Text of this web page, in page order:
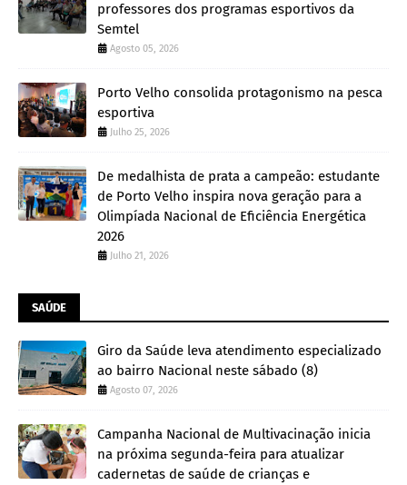
professores dos programas esportivos da
Semtel
Agosto 05, 2026
Porto Velho consolida protagonismo na pesca
esportiva
Julho 25, 2026
De medalhista de prata a campeão: estudante
de Porto Velho inspira nova geração para a
Olimpíada Nacional de Eficiência Energética
2026
Julho 21, 2026
SAÚDE
Giro da Saúde leva atendimento especializado
ao bairro Nacional neste sábado (8)
Agosto 07, 2026
Campanha Nacional de Multivacinação inicia
na próxima segunda-feira para atualizar
cadernetas de saúde de crianças e